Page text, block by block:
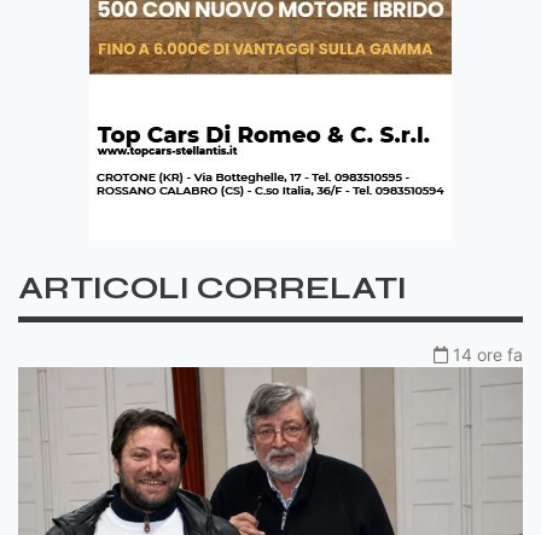
ARTICOLI CORRELATI
14 ore fa